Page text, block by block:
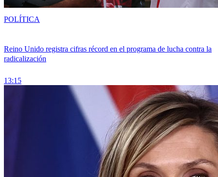
Reino Unido registra cifras récord en el programa de lucha contra la
radicalización
13:15
POLÍTICA